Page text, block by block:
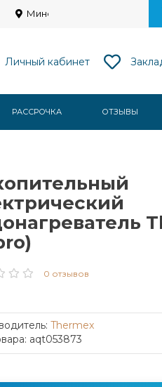
Минск, ул. Ваупшасова, д. 10,
Личный кабинет
РАССРОЧКА ОТЗЫВЫ
0 отзывов
Thermex
aqt053873